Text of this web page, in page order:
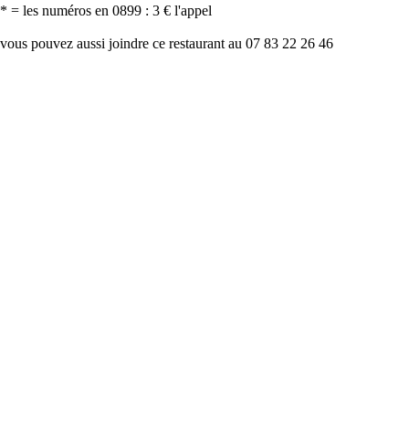
* = les numéros en 0899 : 3 € l'appel
vous pouvez aussi joindre ce restaurant au 07 83 22 26 46